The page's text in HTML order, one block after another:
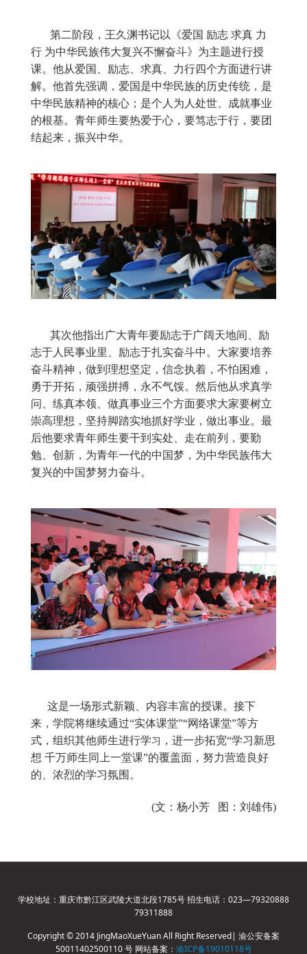
第二阶段，王久渊书记以《爱国 励志 求真 力
行 为中华民族伟大复兴不懈奋斗》为主题进行授
课。他从爱国、励志、求真、力行四个方面进行讲
解。他首先强调，爱国是中华民族的历史传统，是
中华民族精神的核心；是个人为人处世、成就事业
的根基。青年师生要热爱于心，要笃志于行，要团
结起来，振兴中华。
其次他指出广大青年要励志于广阔天地间、励
志于人民事业里、励志于扎实奋斗中。大家要培养
奋斗精神，做到理想坚定，信念执着，不怕困难，
勇于开拓，顽强拼搏，永不气馁。然后他从求真学
问、练真本领、做真事业三个方面要求大家要树立
崇高理想，坚持脚踏实地抓好学业，做出事业。最
后他要求青年师生要干到实处、走在前列，要勤
勉、创新，为青年一代的中国梦，为中华民族伟大
复兴的中国梦努力奋斗。
这是一场形式新颖、内容丰富的授课。接下
来，学院将继续通过“实体课堂”“网络课堂”等方
式，组织其他师生进行学习 ，进一步拓宽“学习新思
想 千万师生同上一堂课”的覆盖面，努力营造良好
的、浓烈的学习氛围。
(文：杨小芳 图：刘雄伟)
学校地址：重庆市黔江区武陵大道北段1785号 招生电话：023—79320888
79311888
Copyright © 2014 JingMaoXueYuan All Right Reserved| 渝公安备案
50011402500110 号 网站备案： 渝ICP备19010118号